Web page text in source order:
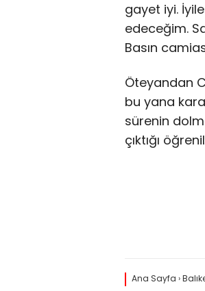
gayet iyi.
edeceğim.
Basın
Öteyandan
bu yana
sürenin
çıktığı
Ana Sayfa ›